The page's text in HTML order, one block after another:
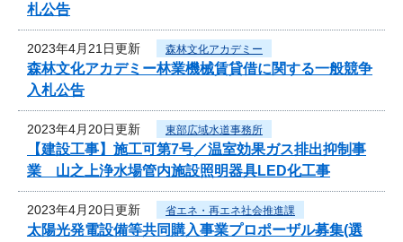
札公告
2023年4月21日更新 森林文化アカデミー
森林文化アカデミー林業機械賃貸借に関する一般競争
入札公告
2023年4月20日更新 東部広域水道事務所
【建設工事】施工可第7号／温室効果ガス排出抑制事
業 山之上浄水場管内施設照明器具LED化工事
2023年4月20日更新 省エネ・再エネ社会推進課
太陽光発電設備等共同購入事業プロポーザル募集(選